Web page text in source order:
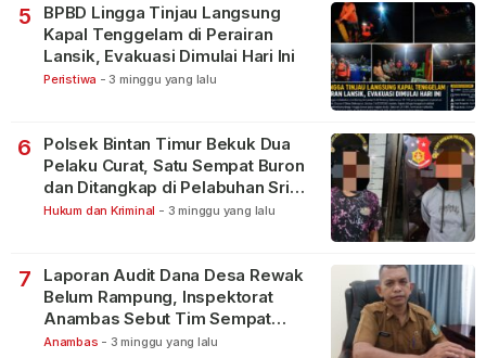
5
BPBD Lingga Tinjau Langsung
Kapal Tenggelam di Perairan
Lansik, Evakuasi Dimulai Hari Ini
Peristiwa - 3 minggu yang lalu
6
Polsek Bintan Timur Bekuk Dua
Pelaku Curat, Satu Sempat Buron
dan Ditangkap di Pelabuhan Sri
Bintan Pura
Hukum dan Kriminal - 3 minggu yang lalu
7
Laporan Audit Dana Desa Rewak
Belum Rampung, Inspektorat
Anambas Sebut Tim Sempat
Terbagi Tangani Kasus Lain
Anambas - 3 minggu yang lalu